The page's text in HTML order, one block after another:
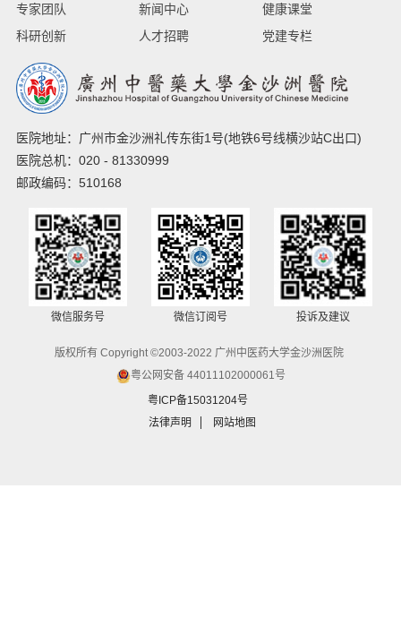
专家团队
新闻中心
健康课堂
科研创新
人才招聘 党建专栏
医院地址：广州市金沙洲礼传东街1号(地铁6号线横沙站C出口)
医院总机：020 - 81330999
邮政编码：510168
微信服务号 微信订阅号 投诉及建议
版权所有 Copyright ©2003-2022 广州中医药大学金沙洲医院
粤公网安备 44011102000061号
粤ICP备15031204号
法律声明
网站地图